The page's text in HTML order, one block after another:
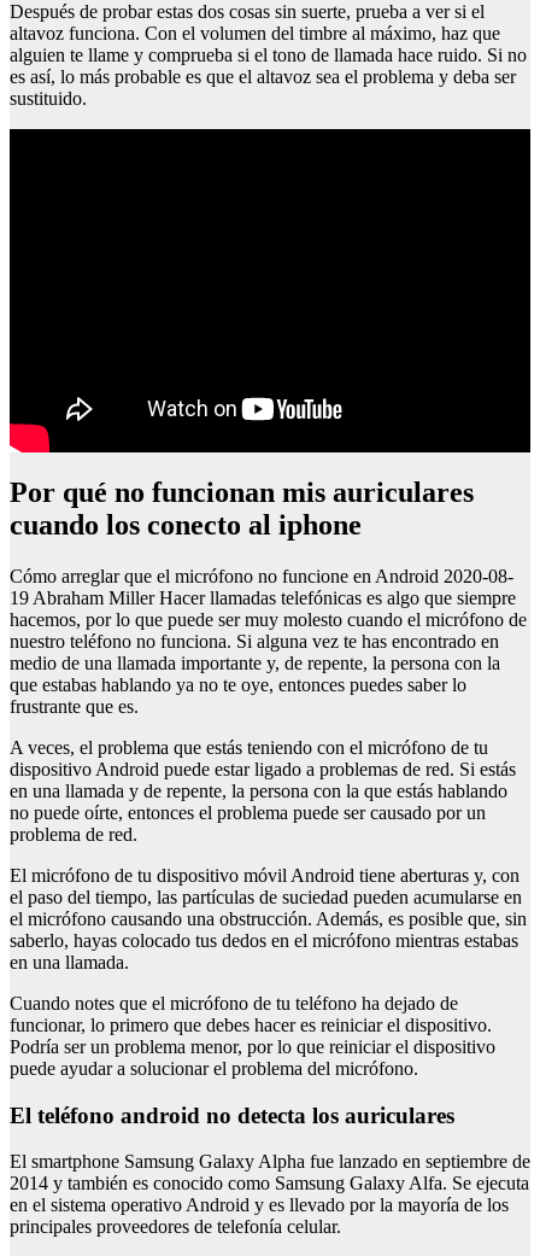
Después de probar estas dos cosas sin suerte, prueba a ver si el
altavoz funciona. Con el volumen del timbre al máximo, haz que
alguien te llame y comprueba si el tono de llamada hace ruido. Si no
es así, lo más probable es que el altavoz sea el problema y deba ser
sustituido.
por qué no funcionan mis auriculares
cuando los conecto al iphone
Cómo arreglar que el micrófono no funcione en Android 2020-08-
19 Abraham Miller Hacer llamadas telefónicas es algo que siempre
hacemos, por lo que puede ser muy molesto cuando el micrófono de
nuestro teléfono no funciona. Si alguna vez te has encontrado en
medio de una llamada importante y, de repente, la persona con la
que estabas hablando ya no te oye, entonces puedes saber lo
frustrante que es.
A veces, el problema que estás teniendo con el micrófono de tu
dispositivo Android puede estar ligado a problemas de red. Si estás
en una llamada y de repente, la persona con la que estás hablando
no puede oírte, entonces el problema puede ser causado por un
problema de red.
El micrófono de tu dispositivo móvil Android tiene aberturas y, con
el paso del tiempo, las partículas de suciedad pueden acumularse en
el micrófono causando una obstrucción. Además, es posible que, sin
saberlo, hayas colocado tus dedos en el micrófono mientras estabas
en una llamada.
Cuando notes que el micrófono de tu teléfono ha dejado de
funcionar, lo primero que debes hacer es reiniciar el dispositivo.
Podría ser un problema menor, por lo que reiniciar el dispositivo
puede ayudar a solucionar el problema del micrófono.
el teléfono android no detecta los auriculares
El smartphone Samsung Galaxy Alpha fue lanzado en septiembre de
2014 y también es conocido como Samsung Galaxy Alfa. Se ejecuta
en el sistema operativo Android y es llevado por la mayoría de los
principales proveedores de telefonía celular.